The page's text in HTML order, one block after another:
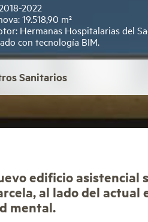
2022
19.518,90 m²
Hermanas Hospitalarias del
con tecnología BIM.
Sanitarios
edificio asistencial
al lado del
mental.